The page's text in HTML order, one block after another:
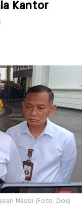
Kantor
Nasbi (Foto: Dok)